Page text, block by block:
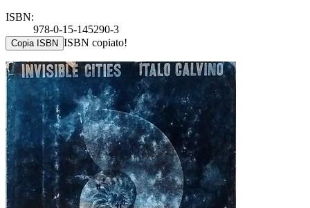
ISBN:
978-0-15-145290-3
Copia ISBN ISBN copiato!